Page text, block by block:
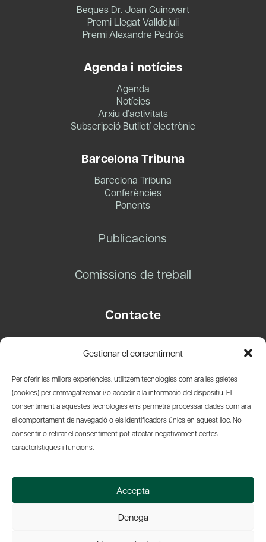
Gestionar el consentiment
Per oferir les millors experiències, utilitzem tecnologies com ara les galetes
(cookies) per emmagatzemar i/o accedir a la informació del dispositiu. El
consentiment a aquestes tecnologies ens permetrà processar dades com ara
el comportament de navegació o els identificadors únics en aquest lloc. No
consentir o retirar el consentiment pot afectar negativament certes
característiques i funcions.
Accepta
Denega
Beques Dr. Joan Guinovart
Premi Llegat Valldejuli
Premi Alexandre Pedrós
Agenda i notícies
Agenda
Notícies
Arxiu d’activitats
Subscripció Butlletí electrònic
Barcelona Tribuna
Barcelona Tribuna
Conferències
Ponents
Publicacions
Comissions de treball
Contacte
08003 Barcelona
info@amicsdelpais.com
Suscripció Newsletter
© 2026 Societat Econòmica Barcelonesa d'Amics del País
Web by Ideamatic